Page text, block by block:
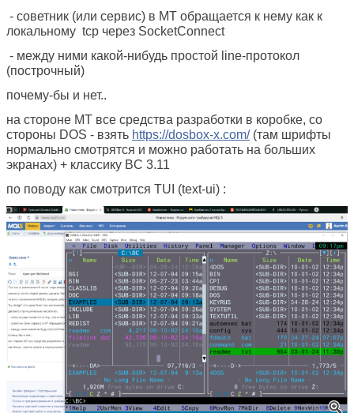
- советник (или сервис) в MT обращается к нему как к
локальному tcp через SocketConnect
- между ними какой-нибудь простой line-протокол
(построчный)
почему-бы и нет..
на стороне MT все средства разработки в коробке, со
стороны DOS - взять https://dosbox-x.com/(там шрифты
нормально смотрятся и можно работать на больших
экранах) + классику BC 3.11
по поводу как смотрится TUI (text-ui) :